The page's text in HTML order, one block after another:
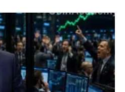
postes détruits en juillet, les